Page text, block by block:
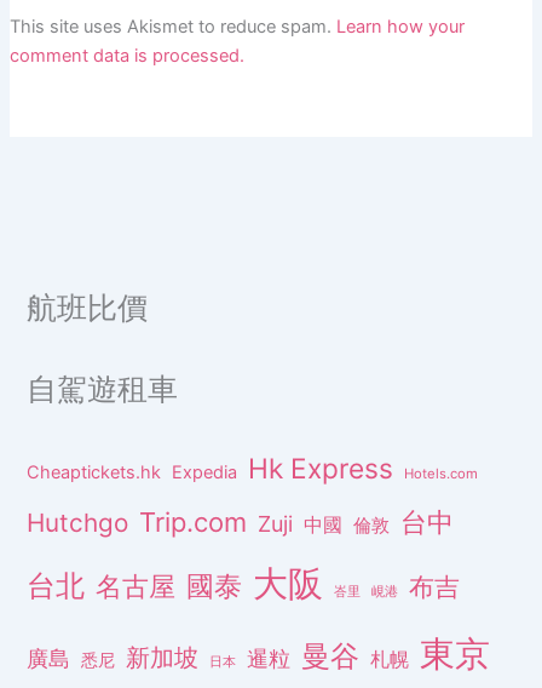
This site uses Akismet to reduce spam. Learn how your
comment data is processed.
航班比價
自駕遊租車
Cheaptickets.hk Expedia Hk Express Hotels.com
Hutchgo Trip.com Zuji 中國 倫敦 台中
台北 名古屋 國泰 大阪 峇里 峴港 布吉
廣島 悉尼 新加坡 日本 暹粒 曼谷 札幌 東京